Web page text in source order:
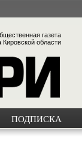
газета
Кировской области
ПОДПИСКА